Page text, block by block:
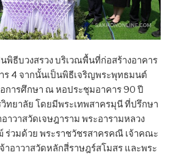
นพิธีบวงสรวง บริเวณพื้นที่ก่อสร้างอาคาร
ร 4 จากนั้นเป็นพิธีเจริญพระพุทธมนต์
การศึกษา ณ หอประชุมอาคาร 90 ปี
วิทยาลัย โดยมีพระเทพสาครมุนี ที่ปรึกษา
าวาสวัดเจษฎาราม พระอารามหลวง
ร่วมด้วย พระราชวัชรสาครคณี เจ้าคณะ
าอาวาสวัดหลักสี่ราษฎร์สโมสร และพระ